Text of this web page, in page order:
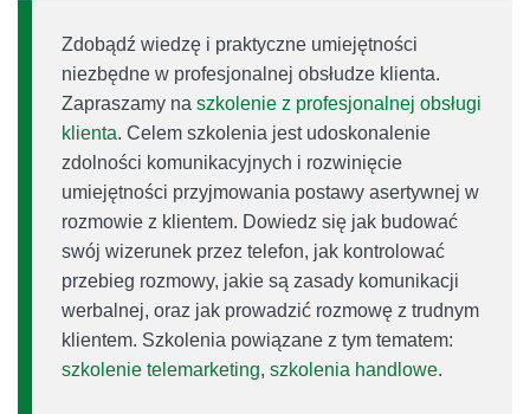
Zdobądź wiedzę i praktyczne umiejętności
niezbędne w profesjonalnej obsłudze klienta.
Zapraszamy na szkolenie z profesjonalnej obsługi
klienta. Celem szkolenia jest udoskonalenie
zdolności komunikacyjnych i rozwinięcie
umiejętności przyjmowania postawy asertywnej w
rozmowie z klientem. Dowiedz się jak budować
swój wizerunek przez telefon, jak kontrolować
przebieg rozmowy, jakie są zasady komunikacji
werbalnej, oraz jak prowadzić rozmowę z trudnym
klientem. Szkolenia powiązane z tym tematem:
szkolenie telemarketing, szkolenia handlowe.